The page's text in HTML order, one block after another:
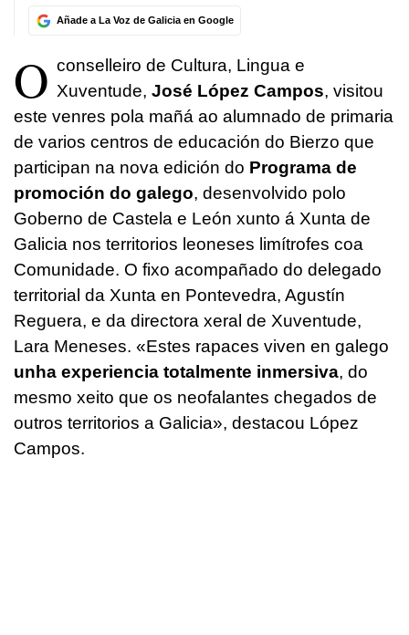
Añade a La Voz de Galicia en Google
O conselleiro de Cultura, Lingua e
Xuventude, José López Campos, visitou
este venres pola mañá ao alumnado de primaria
de varios centros de educación do Bierzo que
participan na nova edición do Programa de
promoción do galego, desenvolvido polo
Goberno de Castela e León xunto á Xunta de
Galicia nos territorios leoneses limítrofes coa
Comunidade. O fixo acompañado do delegado
territorial da Xunta en Pontevedra, Agustín
Reguera, e da directora xeral de Xuventude,
Lara Meneses. «Estes rapaces viven en galego
unha experiencia totalmente inmersiva, do
mesmo xeito que os neofalantes chegados de
outros territorios a Galicia», destacou López
Campos.